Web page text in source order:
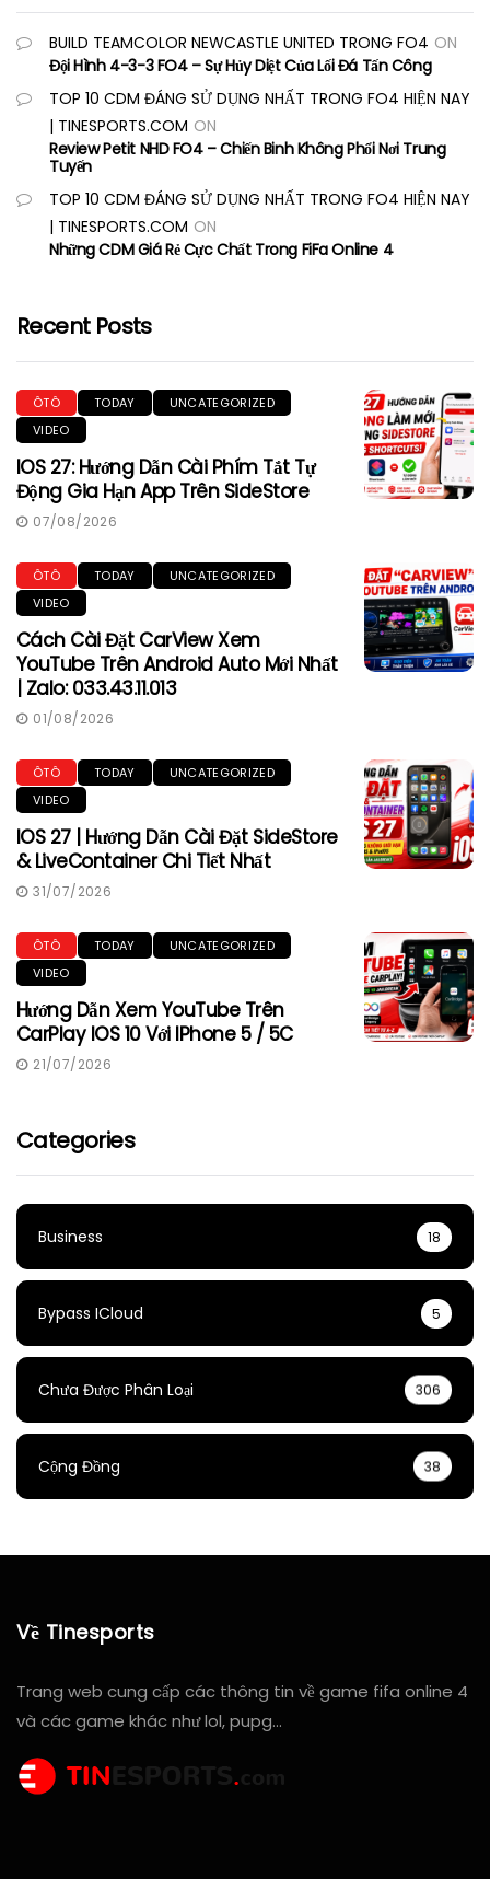
BUILD TEAMCOLOR NEWCASTLE UNITED TRONG FO4 ON
Đội Hình 4-3-3 FO4 – Sự Hủy Diệt Của Lối Đá Tấn Công
TOP 10 CDM ĐÁNG SỬ DỤNG NHẤT TRONG FO4 HIỆN NAY
| TINESPORTS.COM ON
Review Petit NHD FO4 – Chiến Binh Không Phổi Nơi Trung
Tuyến
TOP 10 CDM ĐÁNG SỬ DỤNG NHẤT TRONG FO4 HIỆN NAY
| TINESPORTS.COM ON
Những CDM Giá Rẻ Cực Chất Trong FiFa Online 4
Recent Posts
ÔTÔ TODAY
UNCATEGORIZED
VIDEO
IOS 27: Hướng Dẫn Cài Phím Tắt Tự
Động Gia Hạn App Trên SideStore
07/08/2026
ÔTÔ TODAY
UNCATEGORIZED
VIDEO
Cách Cài Đặt CarView Xem
YouTube Trên Android Auto Mới Nhất
| Zalo: 033.43.11.013
01/08/2026
ÔTÔ TODAY
UNCATEGORIZED
VIDEO
IOS 27 | Hướng Dẫn Cài Đặt SideStore
& LiveContainer Chi Tiết Nhất
31/07/2026
ÔTÔ TODAY
UNCATEGORIZED
VIDEO
Hướng Dẫn Xem YouTube Trên
CarPlay IOS 10 Với IPhone 5 / 5C
21/07/2026
Categories
Business 18
Bypass ICloud 5
Chưa Được Phân Loại 306
Cộng Đồng 38
Về Tinesports
Trang web cung cấp các thông tin về game fifa online 4
và các game khác như lol, pupg…